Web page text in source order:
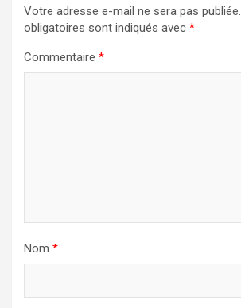
Votre adresse e-mail ne sera pas publiée.
obligatoires sont indiqués avec *
Commentaire *
Nom *